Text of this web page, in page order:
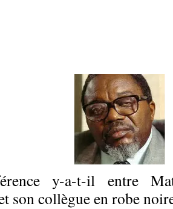
y-a-t-il entre
son collègue en robe